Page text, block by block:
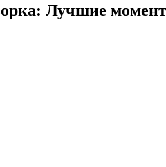
Лучшие